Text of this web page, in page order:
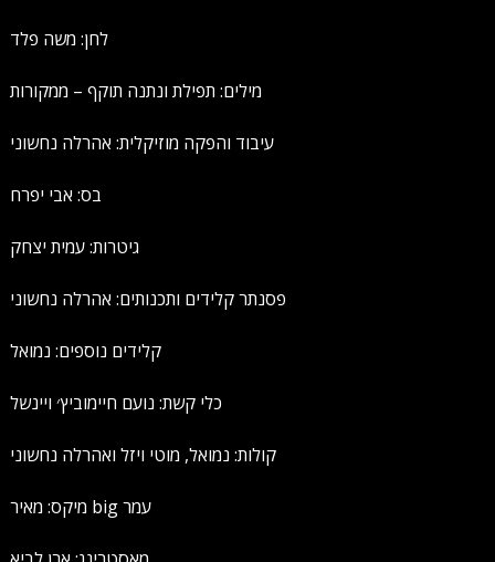
לחן: משה פלד
מילים: תפילת ונתנה תוקף – ממקורות
עיבוד והפקה מוזיקלית: אהרלה נחשוני
בס: אבי יפרח
גיטרות: עמית יצחק
פסנתר קלידים ותכנותים: אהרלה נחשוני
קלידים נוספים: נמואל
כלי קשת: נועם חיימוביץ׳ ויינשל
קולות: נמואל, מוטי ויזל ואהרלה נחשוני
מיקס: מאיר big עמר